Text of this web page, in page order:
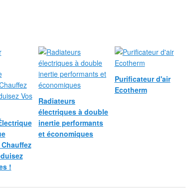
!
Radiateurs
électriques à double
inertie performants
et économiques
Purificateur d'air
Ecotherm